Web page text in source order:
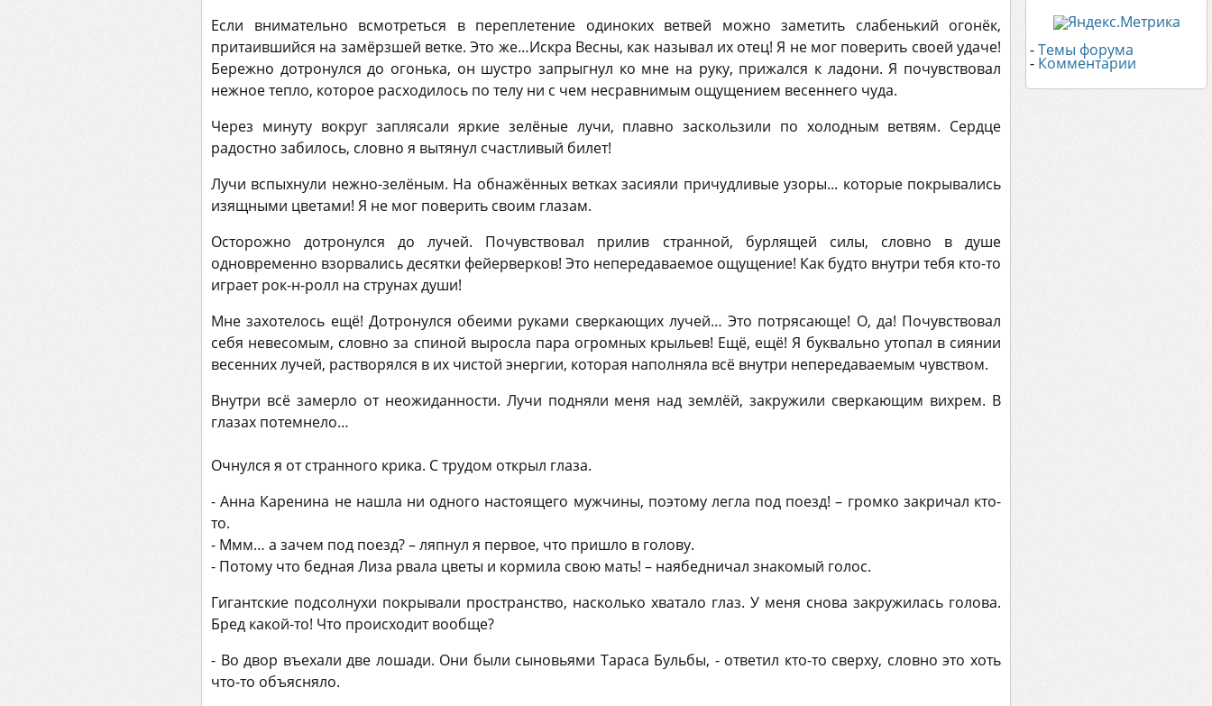
-Темы форума
- Комментарии
Если внимательно всмотреться в переплетение одиноких ветвей можно заметить слабенький огонёк,
притаившийся на замёрзшей ветке. Это же…Искра Весны, как называл их отец! Я не мог поверить своей удаче!
Бережно дотронулся до огонька, он шустро запрыгнул ко мне на руку, прижался к ладони. Я почувствовал
нежное тепло, которое расходилось по телу ни с чем несравнимым ощущением весеннего чуда.
Через минуту вокруг заплясали яркие зелёные лучи, плавно заскользили по холодным ветвям. Сердце
радостно забилось, словно я вытянул счастливый билет!
Лучи вспыхнули нежно-зелёным. На обнажённых ветках засияли причудливые узоры... которые покрывались
изящными цветами! Я не мог поверить своим глазам.
Осторожно дотронулся до лучей. Почувствовал прилив странной, бурлящей силы, словно в душе
одновременно взорвались десятки фейерверков! Это непередаваемое ощущение! Как будто внутри тебя кто-то
играет рок-н-ролл на струнах души!
Мне захотелось ещё! Дотронулся обеими руками сверкающих лучей… Это потрясающе! О, да! Почувствовал
себя невесомым, словно за спиной выросла пара огромных крыльев! Ещё, ещё! Я буквально утопал в сиянии
весенних лучей, растворялся в их чистой энергии, которая наполняла всё внутри непередаваемым чувством.
Внутри всё замерло от неожиданности. Лучи подняли меня над землёй, закружили сверкающим вихрем. В
глазах потемнело…
Очнулся я от странного крика. С трудом открыл глаза.
- Анна Каренина не нашла ни одного настоящего мужчины, поэтому легла под поезд! – громко закричал кто-
то.
- Ммм… а зачем под поезд? – ляпнул я первое, что пришло в голову.
- Потому что бедная Лиза рвала цветы и кормила свою мать! – наябедничал знакомый голос.
Гигантские подсолнухи покрывали пространство, насколько хватало глаз. У меня снова закружилась голова.
Бред какой-то! Что происходит вообще?
- Во двор въехали две лошади. Они были сыновьями Тараса Бульбы, - ответил кто-то сверху, словно это хоть
что-то объясняло.